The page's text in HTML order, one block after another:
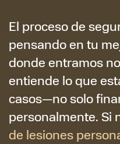
El proceso de
pensando en tu
donde entramos
entiende lo que
casos—no solo
personalmente. Si
de lesiones